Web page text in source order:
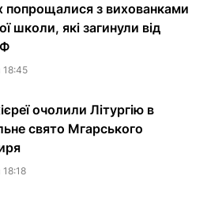
попрощалися з вихованками
школи, які загинули від
18:45
очолили Літургію в
свято Мгарського